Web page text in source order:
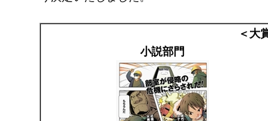
＜大
小説部門